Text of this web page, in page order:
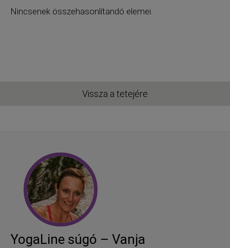
Nincsenek összehasonlítandó elemei.
Vissza a tetejére
YogaLine súgó – Vanja